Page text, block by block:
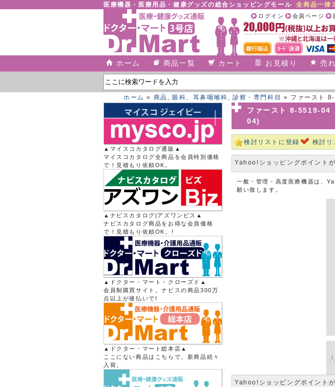
医療機器・医療用品・健康グッズの総合ショッピングモール全商品一律
会員ページ
ログイン
ホーム 商品一覧 カート お見積り 売
ホーム » 商品 , 眼科、耳鼻咽喉科 , 診察・専門科目 » ファースト
ファースト 8-5519-
04)
検討リストに登録 検討リ
Yahoo!ショッピングポイントが
一般・管理・高度医療機器は、
願い致します。
Yahoo!ショッピングポイントが
▲マイスコカタログ通販▲
マイスコカタログ全商品を会員特別価格
で！見積もり依頼OK。
▲ナビスカタログ|アズワンビス▲
ナビスカタログ商品をお得な会員価格
で！見積もり依頼OK。!
▲ドクター・マート・クローズド▲
会員制購買サイト。ナビスの商品300万
点以上が後払いで!
▲ドクター・マート総本店▲
ここにない商品はこちらで。新商品続々
入荷。